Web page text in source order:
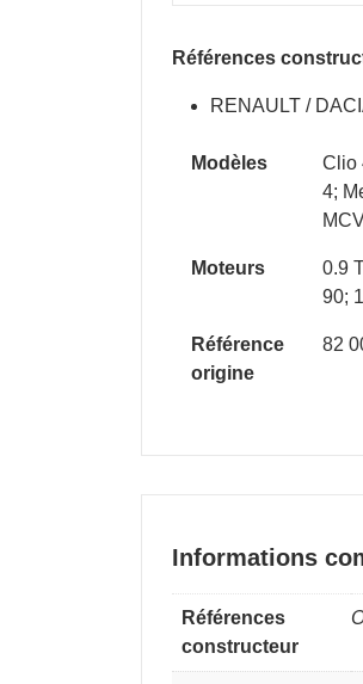
Références
RENAULT /
Modèles
Clio
4;
Moteurs
0.9
90;
Référence
origine
82
Informations
Références
constructeur